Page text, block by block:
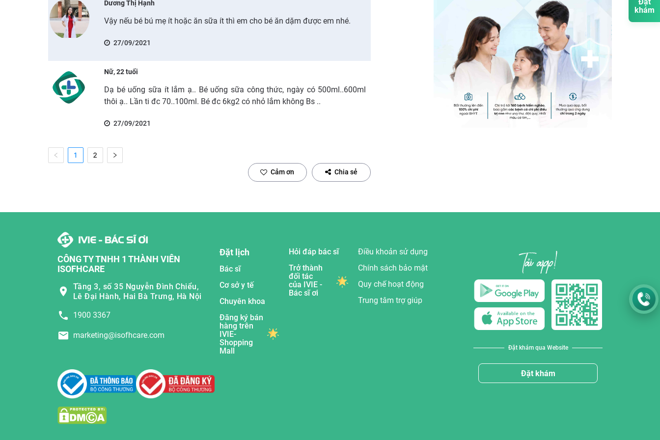
khám
Dương Thị Hạnh
Vậy nếu bé bú mẹ ít hoặc ăn sữa ít thì em cho bé ăn dặm được em nhé.
27/09/2021
Nữ, 22 tuổi
Dạ bé uống sữa ít lắm ạ.. Bé uống sữa công thức, ngày có 500ml..600ml
thôi ạ.. Lần ti đc 70..100ml. Bé đc 6kg2 có nhỏ lắm không Bs ..
27/09/2021
1 2
Cảm ơn Chia sẻ
CÔNG TY TNHH 1 THÀNH VIÊN
ISOFHCARE
Tầng 3, số 35 Nguyễn Đình Chiểu,
Lê Đại Hành, Hai Bà Trưng, Hà Nội
1900 3367
marketing@isofhcare.com
Đặt lịch
Bác sĩ
Cơ sở y tế
Chuyên khoa
Đăng ký bán
hàng trên
IVIE-
Shopping
Mall
Hỏi đáp bác sĩ
Trở thành
đối tác
của IVIE -
Bác sĩ ơi
Điều khoản sử dụng
Chính sách bảo mật
Quy chế hoạt động
Trung tâm trợ giúp
Đặt khám qua Website
Đặt khám